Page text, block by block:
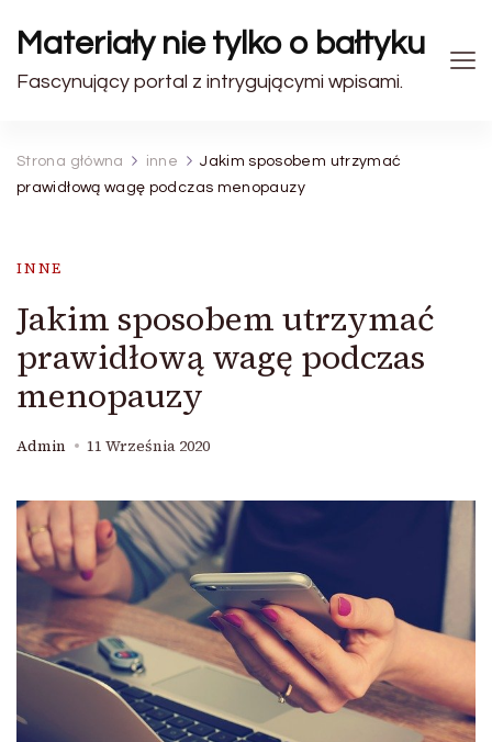
Materiały nie tylko o bałtyku
Fascynujący portal z intrygującymi wpisami.
Strona główna inne
Jakim sposobem utrzymać
prawidłową wagę podczas menopauzy
INNE
Jakim sposobem utrzymać
prawidłową wagę podczas
menopauzy
Admin 11 Września 2020